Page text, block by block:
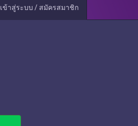
เข้าสู่ระบบ / สมัครสมาชิก